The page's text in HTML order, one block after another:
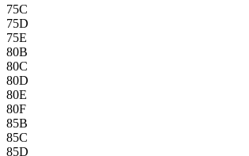
75C
75D
75E
80B
80C
80D
80E
80F
85B
85C
85D